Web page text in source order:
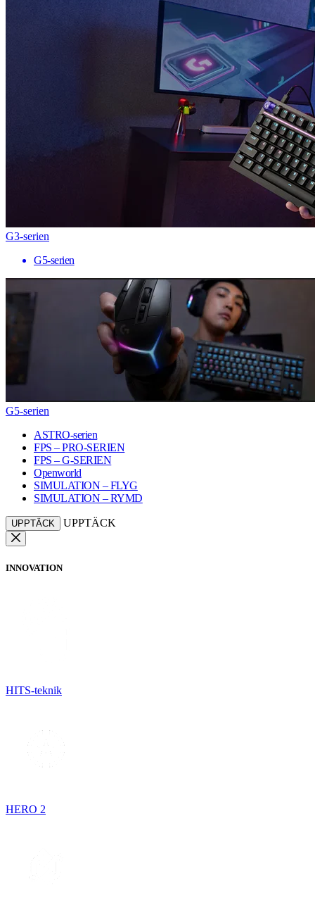
G3-serien
G5-serien
G5-serien
ASTRO-serien
FPS – PRO-SERIEN
FPS – G-SERIEN
Openworld
SIMULATION – FLYG
SIMULATION – RYMD
UPPTÄCK UPPTÄCK
INNOVATION
HITS-teknik
HERO 2